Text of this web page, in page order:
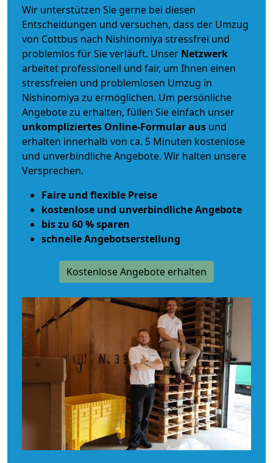
Wir unterstützen Sie gerne bei diesen
Entscheidungen und versuchen, dass der Umzug
von Cottbus nach Nishinomiya stressfrei und
problemlos für Sie verläuft. Unser Netzwerk
arbeitet professionell und fair, um Ihnen einen
stressfreien und problemlosen Umzug in
Nishinomiya zu ermöglichen. Um persönliche
Angebote zu erhalten, füllen Sie einfach unser
unkompliziertes Online-Formular aus und
erhalten innerhalb von ca. 5 Minuten kostenlose
und unverbindliche Angebote. Wir halten unsere
Versprechen.
Faire und flexible Preise
kostenlose und unverbindliche Angebote
bis zu 60 % sparen
schnelle Angebotserstellung
Kostenlose Angebote erhalten